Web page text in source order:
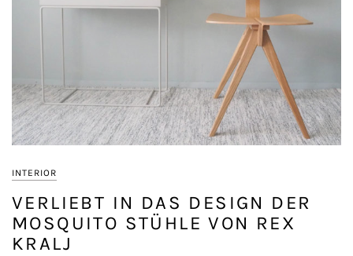
INTERIOR
VERLIEBT IN DAS DESIGN DER
MOSQUITO STÜHLE VON REX
KRALJ